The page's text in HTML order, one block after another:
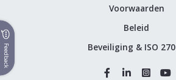
Voorwaarden
Beleid
Beveiliging & ISO
Feedback